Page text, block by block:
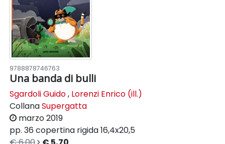
9788878746763
Una banda di bulli
Sgardoli Guido, Lorenzi Enrico (ill.)
CollanaSupergatta
marzo 2019
pp. 36 copertina rigida16,4x20,5